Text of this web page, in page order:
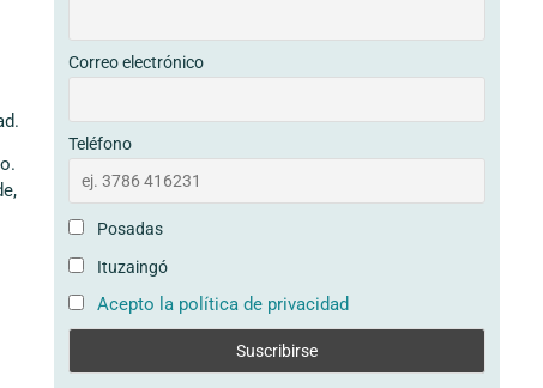
Correo electrónico
Teléfono
Posadas
Ituzaingó
Acepto la política de privacidad